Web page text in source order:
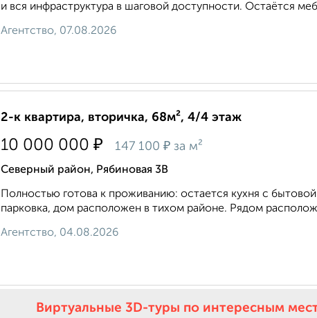
и вся инфраструктура в шаговой доступности. Остаётся
Агентство, 07.08.2026
2-к квартира, вторичка, 68м², 4/4 этаж
10 000 000 ₽ 147 100 ₽ за м²
Северный район, Рябиновая 3В
Полностью готова к проживанию: остается кухня с
парковка, дом расположен в тихом районе. Рядом
Агентство, 04.08.2026
Виртуальные 3D-туры по интересным